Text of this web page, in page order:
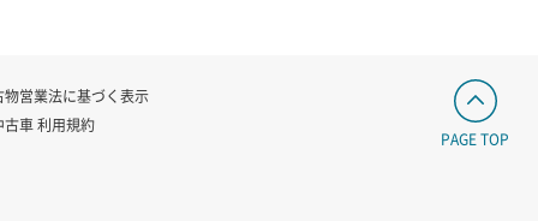
物営業法に基づく表示
古車 利用規約
PAGE TOP